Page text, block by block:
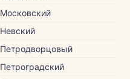
Московский
Невский
Петродворцовый
Петроградский